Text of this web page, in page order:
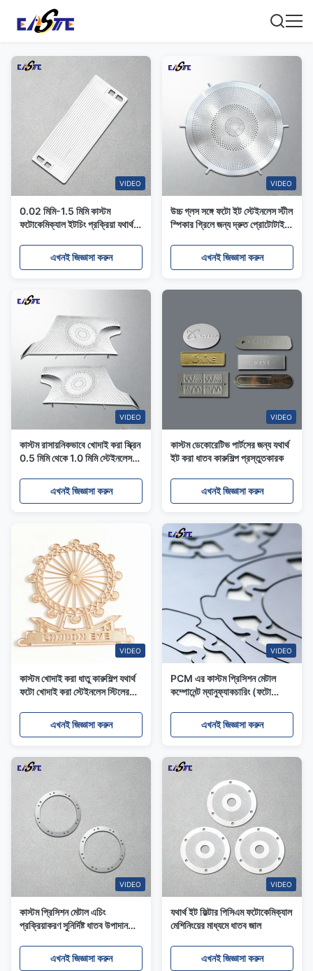
VIDEO
0.02 মিমি-1.5 মিমি কাস্টম
ফটোকেমিক্যাল ইটচিং প্রক্রিয়া যথার্থ
এখনই জিজ্ঞাসা করুন
VIDEO
উচ্চ গ্লস সঙ্গে ফটো ইট স্টেইনলেস স্টীল
স্পিকার গ্রিলে জন্য দ্রুত প্রোটোটাইপ
এখনই জিজ্ঞাসা করুন
VIDEO
কাস্টম রাসায়নিকভাবে খোদাই করা স্ক্রিন
0.5 মিমি থেকে 1.0 মিমি স্টেইনলেস
এখনই জিজ্ঞাসা করুন
VIDEO
কাস্টম ডেকোরেটিভ পার্টসের জন্য যথার্থ
ইট করা ধাতব কারুশিল্প প্রস্তুতকারক
এখনই জিজ্ঞাসা করুন
VIDEO
কাস্টম খোদাই করা ধাতু কারুশিল্প যথার্থ
ফটো খোদাই করা স্টেইনলেস স্টিলের
এখনই জিজ্ঞাসা করুন
VIDEO
PCM এর কাস্টম প্রিসিশন মেটাল
কম্পোনেন্ট ম্যানুফ্যাকচারিং (ফটো
এখনই জিজ্ঞাসা করুন
VIDEO
কাস্টম প্রিসিশন মেটাল এচিং
প্রক্রিয়াকরণ সুনির্দিষ্ট ধাতব উপাদান
এখনই জিজ্ঞাসা করুন
VIDEO
যথার্থ ইট ফিল্টার পিসিএম ফটোকেমিক্যাল
মেশিনিংয়ের মাধ্যমে ধাতব জাল
এখনই জিজ্ঞাসা করুন